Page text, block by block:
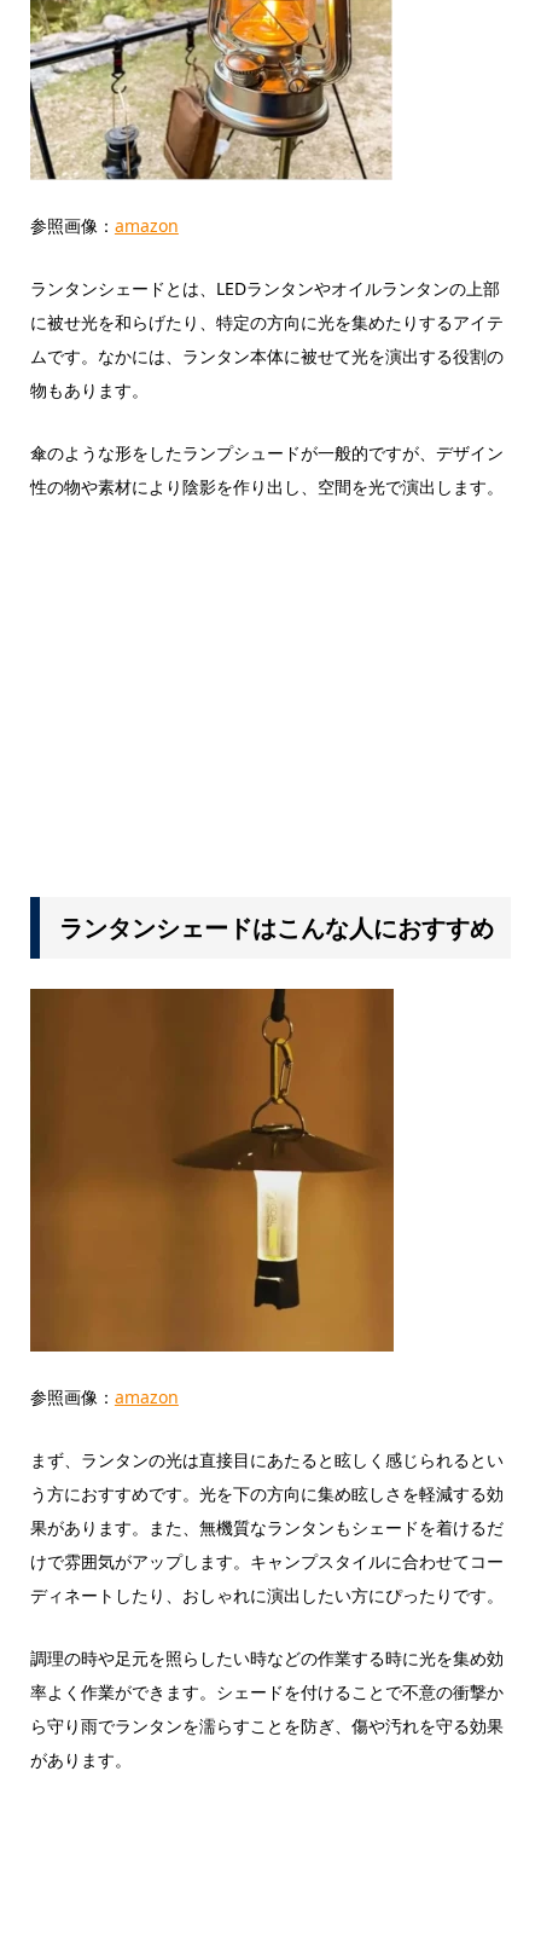
参照画像： amazon
ランタンシェードとは、LEDランタンやオイルランタンの上部
に被せ光を和らげたり、特定の方向に光を集めたりするアイテ
ムです。なかには、ランタン本体に被せて光を演出する役割の
物もあります。
傘のような形をしたランプシュードが一般的ですが、デザイン
性の物や素材により陰影を作り出し、空間を光で演出します。
ランタンシェードはこんな人におすすめ
参照画像： amazon
まず、ランタンの光は直接目にあたると眩しく感じられるとい
う方におすすめです。光を下の方向に集め眩しさを軽減する効
果があります。また、無機質なランタンもシェードを着けるだ
けで雰囲気がアップします。キャンプスタイルに合わせてコー
ディネートしたり、おしゃれに演出したい方にぴったりです。
調理の時や足元を照らしたい時などの作業する時に光を集め効
率よく作業ができます。シェードを付けることで不意の衝撃か
ら守り雨でランタンを濡らすことを防ぎ、傷や汚れを守る効果
があります。